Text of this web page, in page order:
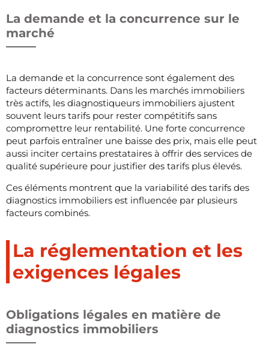
La demande et la concurrence sur le
marché
La demande et la concurrence sont également des
facteurs déterminants. Dans les marchés immobiliers
très actifs, les diagnostiqueurs immobiliers ajustent
souvent leurs tarifs pour rester compétitifs sans
compromettre leur rentabilité. Une forte concurrence
peut parfois entraîner une baisse des prix, mais elle peut
aussi inciter certains prestataires à offrir des services de
qualité supérieure pour justifier des tarifs plus élevés.
Ces éléments montrent que la variabilité des tarifs des
diagnostics immobiliers est influencée par plusieurs
facteurs combinés.
La réglementation et les
exigences légales
Obligations légales en matière de
diagnostics immobiliers